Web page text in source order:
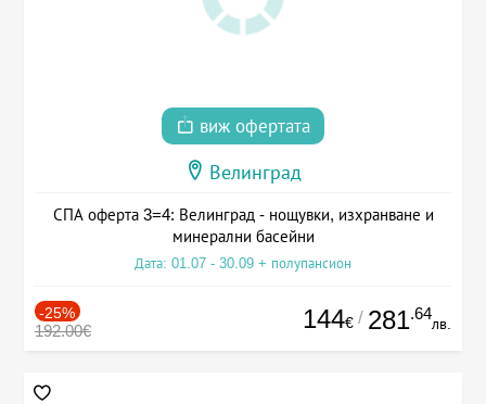
виж офертата
Велинград
СПА оферта 3=4: Велинград - нощувки, изхранване и
минерални басейни
Дата: 01.07 - 30.09 + полупансион
-25%
192.00€ 144€ / 281.64
лв.